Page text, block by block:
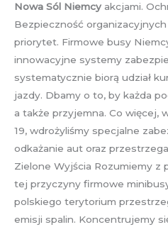
Nowa Sól Niemcy akcjami.
Bezpieczność
priorytet. Firmowe busy
innowacyjne systemy
systematycznie biorą udział
jazdy. Dbamy o to, by każda
a także przyjemna. Co więcej,
19, wdrożyliśmy specjalne
odkażanie aut oraz
Zielone Wyjścia Rozumiemy z
tej przyczyny firmowe
polskiego terytorium
emisji spalin. Koncentrujemy